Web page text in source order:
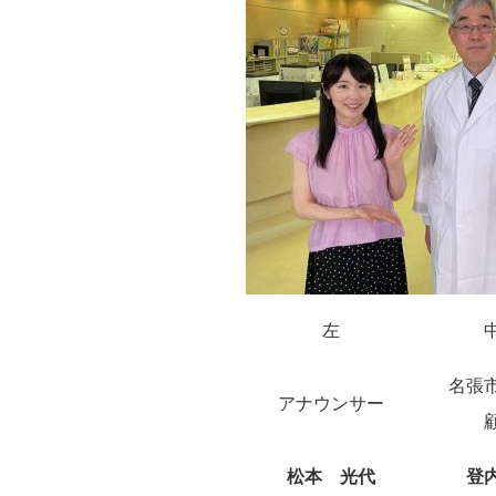
左
アナウンサー
名張
松本 光代 登